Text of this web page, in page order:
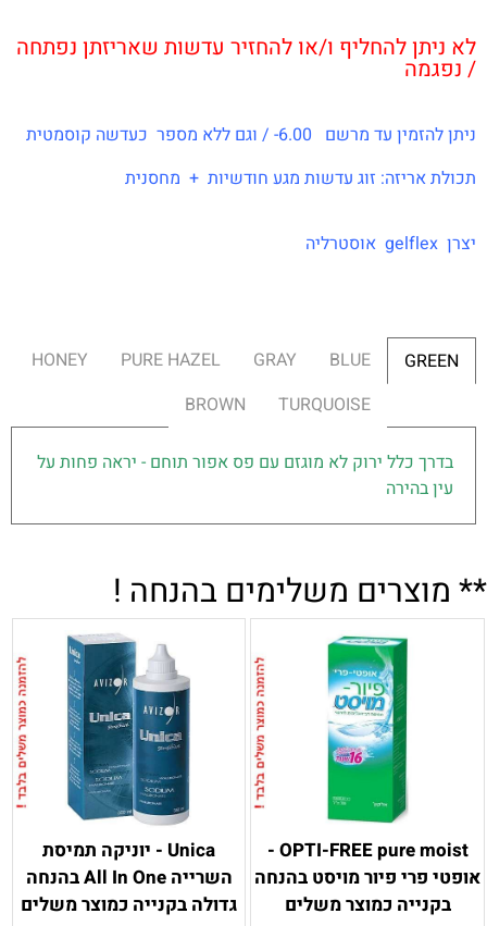
לא ניתן להחליף ו/או להחזיר עדשות שאריזתן נפתחה
/ נפגמה
ניתן להזמין עד מרשם 6.00- / וגם ללא מספר כעדשה קוסמטית
תכולת אריזה: זוג עדשות מגע חודשיות + מחסנית
יצרן gelflex אוסטרליה
GREEN
BLUE
GRAY
PURE HAZEL
HONEY
TURQUOISE
BROWN
בדרך כלל ירוק לא מוגזם עם פס אפור תוחם - יראה פחות על
עין בהירה
** מוצרים משלימים בהנחה !
OPTI-FREE pure moist -
אופטי פרי פיור מויסט בהנחה
בקנייה כמוצר משלים
Unica - יוניקה תמיסת
השרייה All In One בהנחה
גדולה בקנייה כמוצר משלים